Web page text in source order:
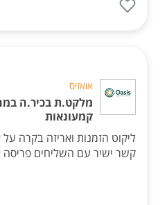
אואזיס
מלקט.ת בכיר.ה
קמעונאות
ליקוט הזמנות ואריזה בקרה על
קשר ישיר עם השליחים פריסה